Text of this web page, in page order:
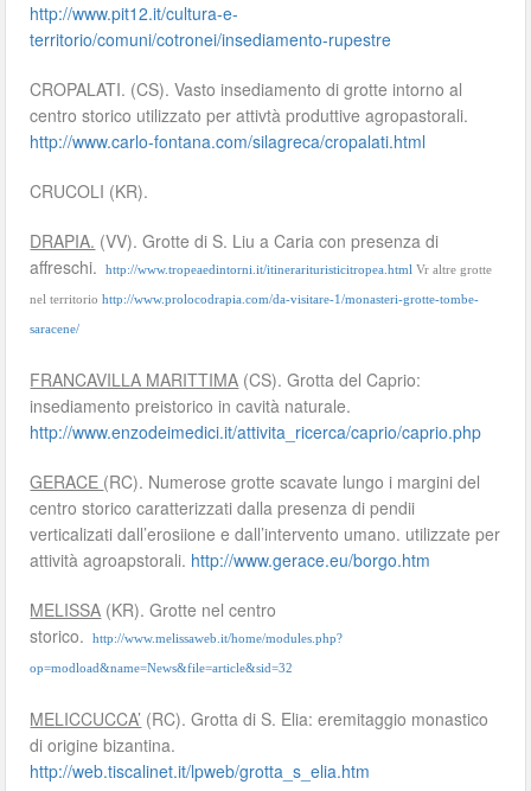
http://www.pit12.it/cultura-e-
territorio/comuni/cotronei/insediamento-rupestre
CROPALATI. (CS). Vasto insediamento di grotte intorno al
centro storico utilizzato per attivtà produttive agropastorali.
http://www.carlo-fontana.com/silagreca/cropalati.html
CRUCOLI (KR).
DRAPIA. (VV). Grotte di S. Liu a Caria con presenza di
affreschi.
http://www.tropeaedintorni.it/itinerarituristicitropea.html Vr altre grotte
nel territoriohttp://www.prolocodrapia.com/da-visitare-1/monasteri-grotte-tombe-
saracene/
FRANCAVILLA MARITTIMA (CS). Grotta del Caprio:
insediamento preistorico in cavità naturale.
http://www.enzodeimedici.it/attivita_ricerca/caprio/caprio.php
GERACE (RC). Numerose grotte scavate lungo i margini del
centro storico caratterizzati dalla presenza di pendii
verticalizati dall’erosiione e dall’intervento umano. utilizzate per
attività agroapstorali. http://www.gerace.eu/borgo.htm
MELISSA (KR). Grotte nel centro
storico.
http://www.melissaweb.it/home/modules.php?
op=modload&name=News&file=article&sid=32
MELICCUCCA’ (RC). Grotta di S. Elia: eremitaggio monastico
di origine bizantina.
http://web.tiscalinet.it/lpweb/grotta_s_elia.htm